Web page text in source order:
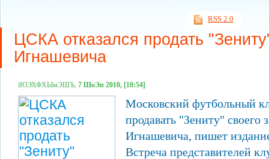
RSS 2.0
ЦСКА отказался продать
Игнашевича
їЮЭХФХЫмЭШЪ, 7 ШоЭп 2010, [10:54]
Московский футбольный
продавать "Зениту" своего
Игнашевича, пишет
Встреча представителей